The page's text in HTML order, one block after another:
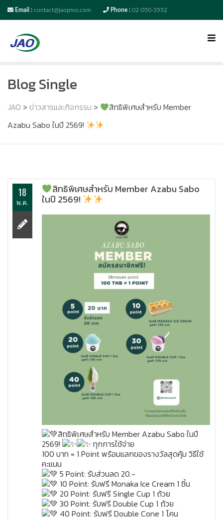
Email : contact@jaopros.com Phone : 02-050-3552
Blog Single
JAO > ข่าวสารและกิจกรรม >
สิทธิพิเศษสำหรับ Member
Azabu Sabo ในปี 2569!
18
พ.ค.
สิทธิพิเศษสำหรับ Member Azabu Sabo
ในปี 2569!
สิทธิพิเศษสำหรับ Member Azabu Sabo ในปี
2569!
ทุกการใช้จ่าย
100 บาท = 1 Point พร้อมแลกของรางวัลสุดคุ้ม วิธีใช้
คะแนน
5 Point: รับส่วนลด 20.-
10 Point: รับฟรี Monaka Ice Cream 1 ชิ้น
20 Point: รับฟรี Single Cup 1 ถ้วย
30 Point: รับฟรี Double Cup 1 ถ้วย
40 Point: รับฟรี Double Cone 1 โคน